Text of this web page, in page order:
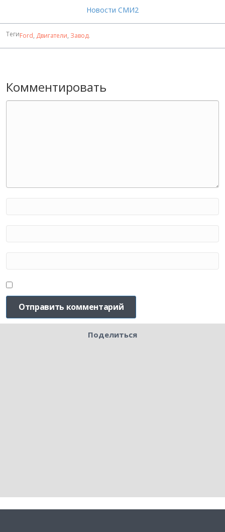
Новости СМИ2
ТегиFord, Двигатели, Завод.
Комментировать
Поделиться